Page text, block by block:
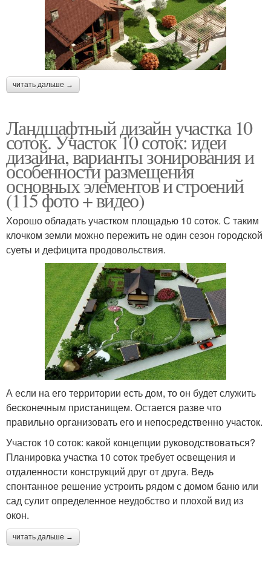
читать дальше →
Ландшафтный дизайн участка 10
соток. Участок 10 соток: идеи
дизайна, варианты зонирования и
особенности размещения
основных элементов и строений
(115 фото + видео)
Хорошо обладать участком площадью 10 соток. С таким
клочком земли можно пережить не один сезон городской
суеты и дефицита продовольствия.
А если на его территории есть дом, то он будет служить
бесконечным пристанищем. Остается разве что
правильно организовать его и непосредственно участок.
Участок 10 соток: какой концепции руководствоваться?
Планировка участка 10 соток требует освещения и
отдаленности конструкций друг от друга. Ведь
спонтанное решение устроить рядом с домом баню или
сад сулит определенное неудобство и плохой вид из
окон.
читать дальше →